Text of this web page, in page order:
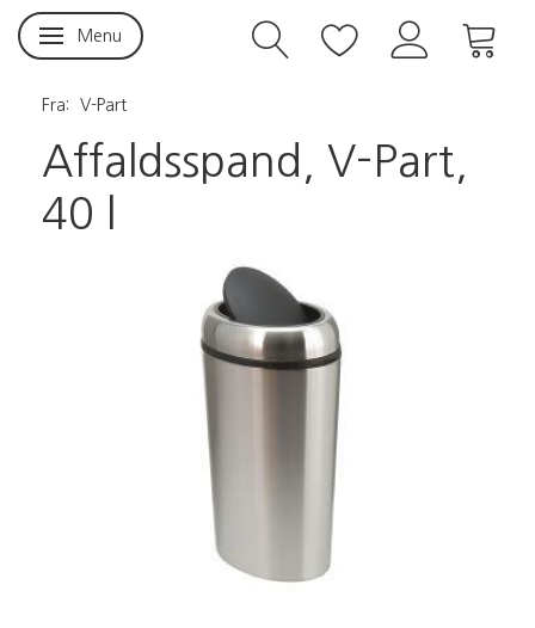
Skifte navigation
Menu
Fra: V-Part
Affaldsspand, V-Part,
40 l